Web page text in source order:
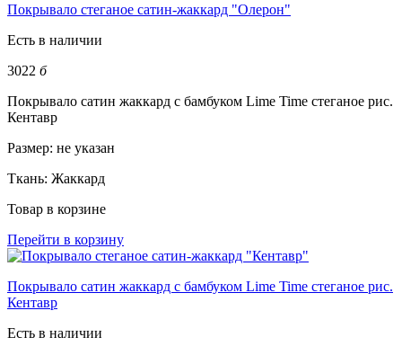
Покрывало стеганое сатин-жаккард "Олерон"
Есть в наличии
3022 б
Покрывало сатин жаккард с бамбуком Lime Time стеганое рис.
Кентавр
Размер: не указан
Ткань: Жаккард
Товар в корзине
Перейти в корзину
Покрывало сатин жаккард с бамбуком Lime Time стеганое рис.
Кентавр
Есть в наличии